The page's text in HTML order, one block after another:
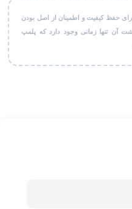
حفظ کیفیت و اطمینان از اصل بودن
آن تنها زمانی وجود دارد که پلمپ